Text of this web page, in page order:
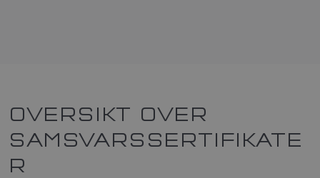
OVERSIKT OVER
SAMSVARSSERTIFIKATE
R